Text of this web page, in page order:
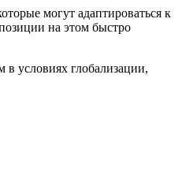
могут адаптироваться к
на этом быстро
условиях глобализации,